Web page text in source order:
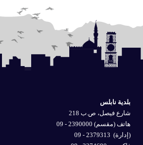
بلدية نابلس
شارع فيصل، ص.ب 218
هاتف (مقسم) 2390000 - 09
(إدارة)